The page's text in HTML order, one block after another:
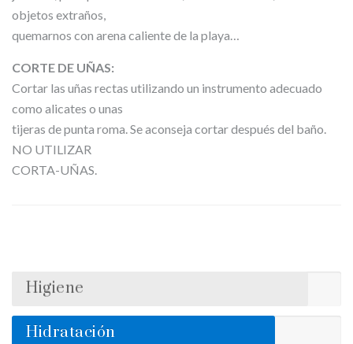
objetos extraños,
quemarnos con arena caliente de la playa…
CORTE DE UÑAS:
Cortar las uñas rectas utilizando un instrumento adecuado
como alicates o unas
tijeras de punta roma. Se aconseja cortar después del baño.
NO UTILIZAR
CORTA-UÑAS.
Higiene
Hidratación